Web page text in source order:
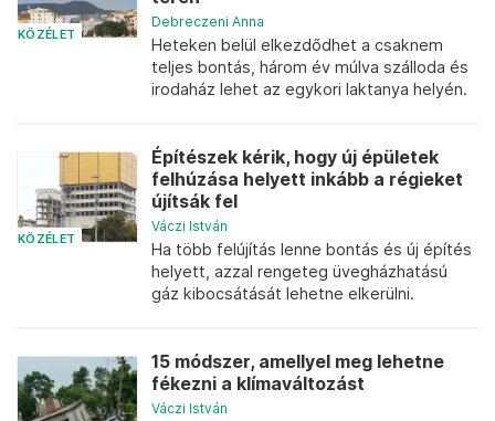
KÖZÉLET
Debreczeni Anna
Heteken belül elkezdődhet a csaknem
teljes bontás, három év múlva szálloda és
irodaház lehet az egykori laktanya helyén.
KÖZÉLET
Építészek kérik, hogy új épületek
felhúzása helyett inkább a régieket
újítsák fel
Váczi István
Ha több felújítás lenne bontás és új építés
helyett, azzal rengeteg üvegházhatású
gáz kibocsátását lehetne elkerülni.
15 módszer, amellyel meg lehetne
fékezni a klímaváltozást
Váczi István